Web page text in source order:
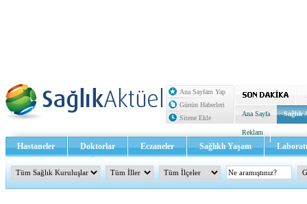
Ana Sayfam Yap
Günün Haberleri
Sitene Ekle
Ana Sayfa Sağlık
Reklam
Hastaneler Doktorlar Eczaneler Sağlıklı Yaşam
Sağlık TV - Video İletişim